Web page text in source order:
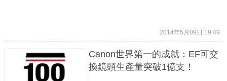
2014年5月09日 19:49
Canon世界第一的成就：EF可交
換鏡頭生產量突破1億支！